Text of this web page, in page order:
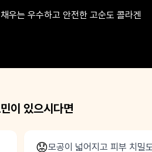
우는 우수하고 안전한 고순도 콜라겐
이 있으시다면
😟모공이 넓어지고 피부 치밀